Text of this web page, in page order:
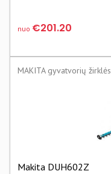
nuo €201.20
MAKITA gyvatvorių žirklės
Makita DUH602Z